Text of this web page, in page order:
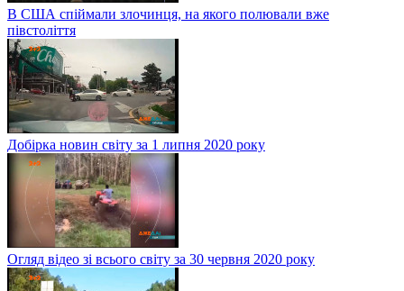
В США спіймали злочинця, на якого полювали вже
півстоліття
Добірка новин світу за 1 липня 2020 року
Огляд відео зі всього світу за 30 червня 2020 року